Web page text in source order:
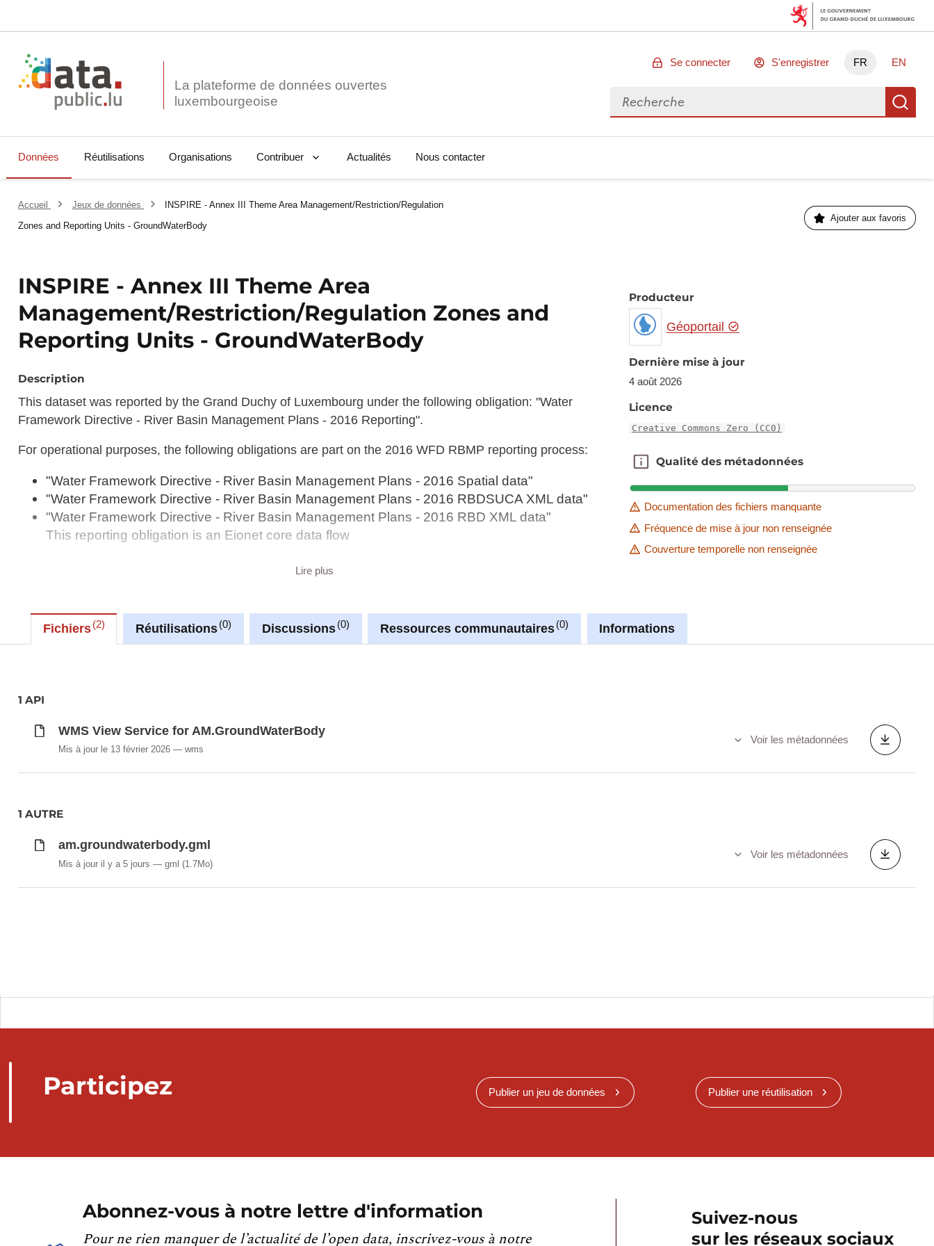
La plateforme de données ouvertes
Se connecter S'enregistrer FR EN
Rechercher des données
Données Réutilisations Organisations Contribuer Actualités Nous contacter
Accueil Jeux de données
INSPIRE - Annex III Theme Area Management/Restriction/Regulation
Zones and Reporting Units - GroundWaterBody
Ajouter aux favoris
INSPIRE - Annex III Theme Area
Management/Restriction/Regulation Zones and
Reporting Units - GroundWaterBody
Description
This dataset was reported by the Grand Duchy of Luxembourg under the following obligation: "Water
Framework Directive - River Basin Management Plans - 2016 Reporting".
For operational purposes, the following obligations are part on the 2016 WFD RBMP reporting process:
"Water Framework Directive - River Basin Management Plans - 2016 Spatial data"
"Water Framework Directive - River Basin Management Plans - 2016 RBDSUCA XML data"
"Water Framework Directive - River Basin Management Plans - 2016 RBD XML data"
This reporting obligation is an Eionet core data flow
Lire plus
Producteur
Géoportail
Dernière mise à jour
4 août 2026
Licence
Creative Commons Zero (CC0)
Qualité des métadonnées
Qualité des métadonnées
Documentation des fichiers manquante
Fréquence de mise à jour non renseignée
Couverture temporelle non renseignée
Fichiers 2 Réutilisations 0 Discussions 0 Ressources communautaires 0 Informations
1 API
WMS View Service for AM.GroundWaterBody
Mis à jour le 13 février 2026 wms
Voir les métadonnées
1 AUTRE
am.groundwaterbody.gml
Mis à jour il y a 5 jours gml(1.7Mo)
Voir les métadonnées
Participez Publier un jeu de données Publier une réutilisation
Abonnez-vous à notre lettre d'information
Pour ne rien manquer de l’actualité de l’open data, inscrivez-vous à notre
Suivez-nous
sur les réseaux sociaux